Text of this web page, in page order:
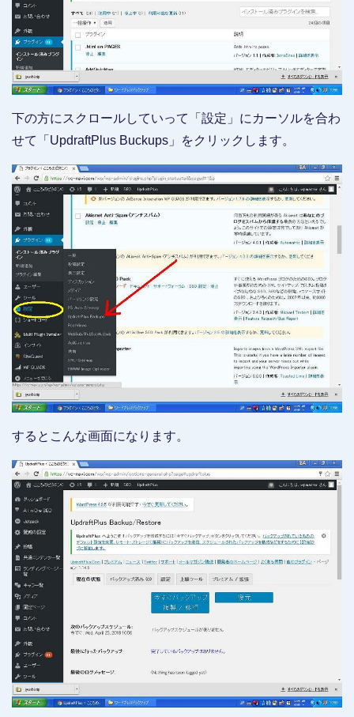
下の方にスクロールしていって「設定」にカーソルを合わ
せて「UpdraftPlus Buckups」をクリックします。
するとこんな画面になります。